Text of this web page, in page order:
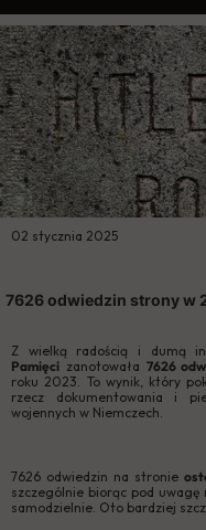
02 stycznia 2025
7626 odwiedzin strony w
Z wielką radością i dumą
Pamięci zanotowała 7626
roku 2023. To wynik, który
rzecz dokumentowania i
wojennych w Niemczech.
7626 odwiedzin na stronie
szczególnie biorąc pod
samodzielnie. Oto bardziej